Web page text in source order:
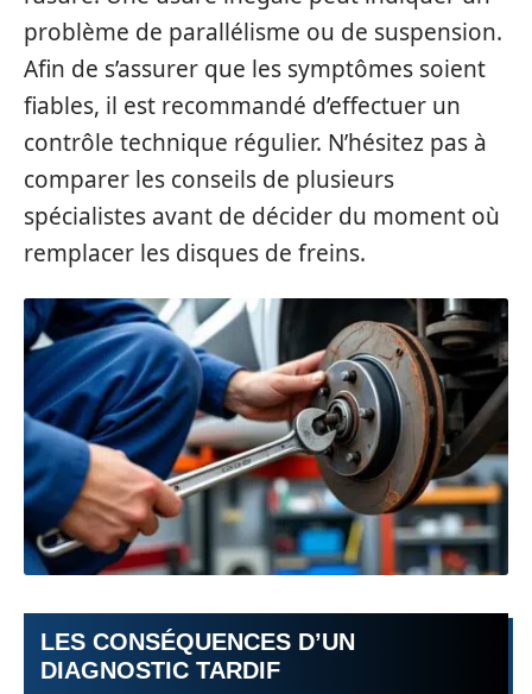
problème de parallélisme ou de suspension.
Afin de s’assurer que les symptômes soient
fiables, il est recommandé d’effectuer un
contrôle technique régulier. N’hésitez pas à
comparer les conseils de plusieurs
spécialistes avant de décider du moment où
remplacer les disques de freins.
LES CONSÉQUENCES D’UN
DIAGNOSTIC TARDIF